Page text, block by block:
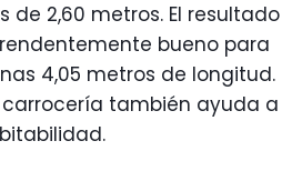
de 2,60 metros. El resultado
bueno para
4,05 metros de longitud.
también ayuda a